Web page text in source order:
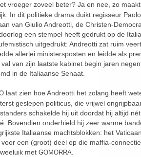
vroeger zoveel beter? Ja en nee, zo
In dit politieke drama duikt regisseur
van Giulio Andreotti, de Christen-
een stempel heeft gedrukt op de
uitgedrukt: Andreotti zat ruim
allerlei ministersposten en leidde als
val van zijn laatste kabinet begin jaren
in de Italiaanse Senaat.
laat zien hoe Andreotti het zolang heeft
geslepen politicus, die vrijwel
schakelde hij uit doordat hij altijd
Bovendien onderhield hij zeer warme
Italiaanse machtsblokken: het
voor een (groot) deel op die maffia-
met GOMORRA